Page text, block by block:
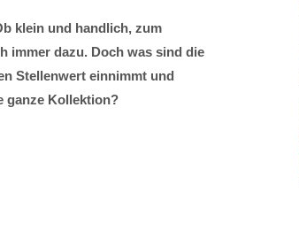
klein und handlich, zum
immer dazu. Doch was sind die
Stellenwert einnimmt und
ganze Kollektion?